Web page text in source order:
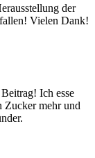
der
Vielen Dank!
Ich esse
Zucker mehr und